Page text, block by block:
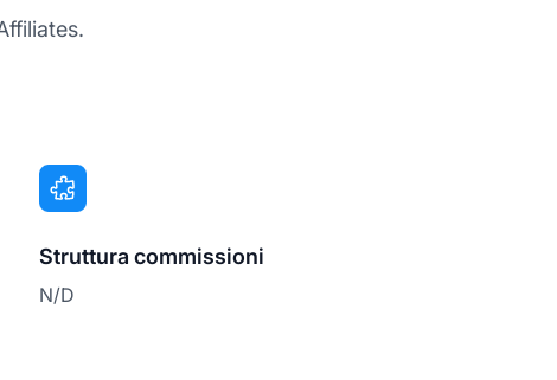
Struttura commissioni
N/D